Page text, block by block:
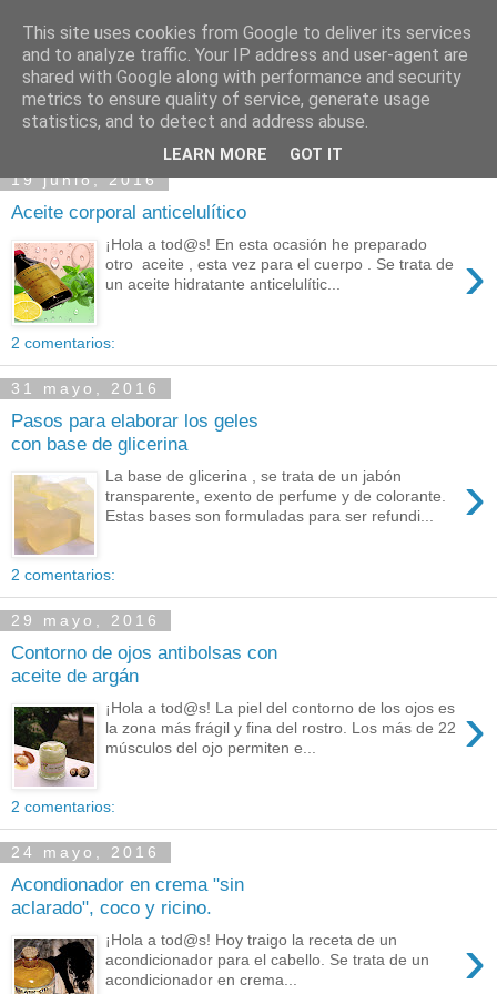
19 junio, 2016
Aceite corporal anticelulítico
›
¡Hola a tod@s! En esta ocasión he preparado
otro aceite , esta vez para el cuerpo . Se trata de
un aceite hidratante anticelulític...
2 comentarios:
31 mayo, 2016
Pasos para elaborar los geles
con base de glicerina
›
La base de glicerina , se trata de un jabón
transparente, exento de perfume y de colorante.
Estas bases son formuladas para ser refundi...
2 comentarios:
29 mayo, 2016
Contorno de ojos antibolsas con
aceite de argán
›
¡Hola a tod@s! La piel del contorno de los ojos es
la zona más frágil y fina del rostro. Los más de 22
músculos del ojo permiten e...
2 comentarios:
24 mayo, 2016
Acondionador en crema "sin
aclarado", coco y ricino.
›
¡Hola a tod@s! Hoy traigo la receta de un
acondicionador para el cabello. Se trata de un
acondicionador en crema...
This site uses cookies from Google to deliver its services
and to analyze traffic. Your IP address and user-agent are
shared with Google along with performance and security
metrics to ensure quality of service, generate usage
statistics, and to detect and address abuse.
LEARN MORE GOT IT